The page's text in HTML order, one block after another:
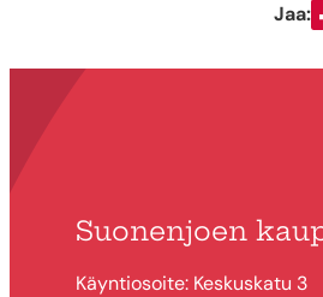
Jaa:
Suonenjoen
Käyntiosoite: Keskuskatu 3